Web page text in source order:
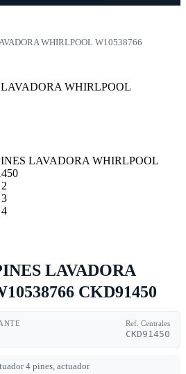
WHIRLPOOL W10538766
LAVADORA
CKD91450
Ref. Centrales
CKD91450
4 pines, actuador